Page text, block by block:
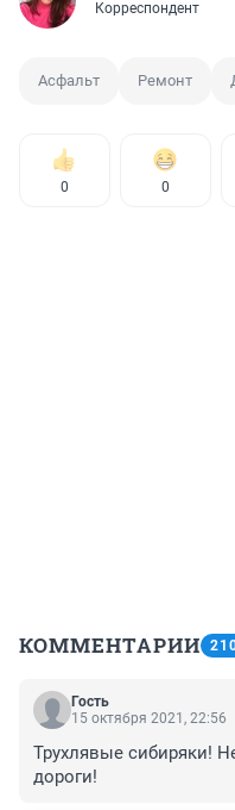
Корреспондент
Асфальт Ремонт
0 0
КОММЕНТАРИИ
Гость
15 октября 2021, 22:56
Трухлявые сибиряки!
дороги!